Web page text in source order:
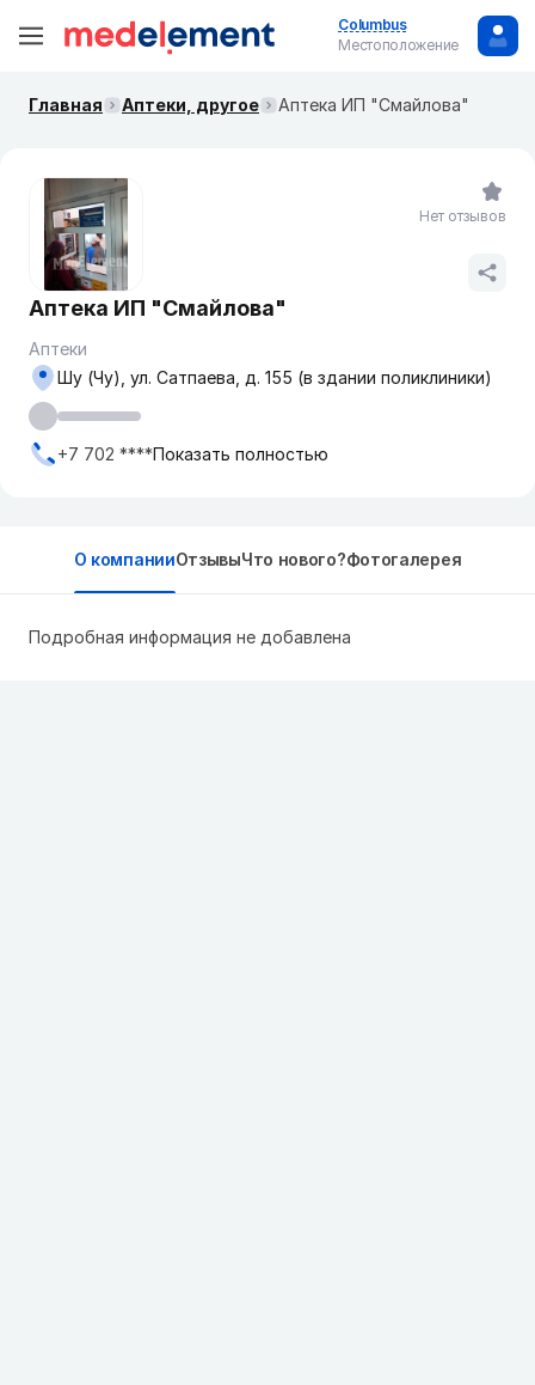
Columbus
Местоположение
Главная Аптеки, другое Аптека ИП "Смайлова"
Аптека ИП "Смайлова"
Аптеки
Шу (Чу), ул. Сатпаева, д. 155 (в здании поликлиники)
+7 702 ****Показать полностью
Нет отзывов
О компанииОтзывыЧто нового?Фотогалерея
Подробная информация не добавлена